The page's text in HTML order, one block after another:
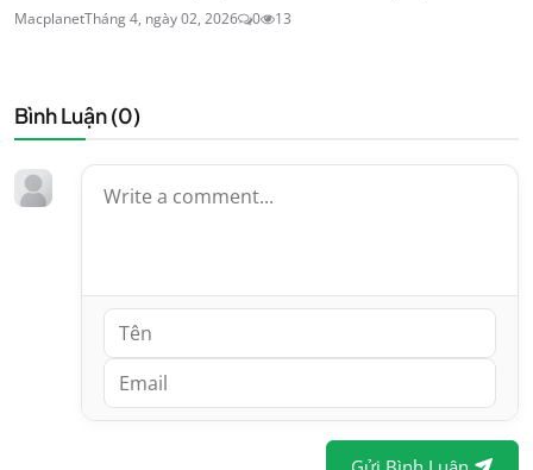
MacplanetTháng 4, ngày 02, 2026 0 13
Bình Luận (0)